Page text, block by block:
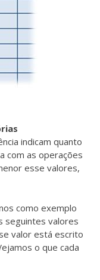
indicam quanto
com as operações
esse valores,
como exemplo
seguintes valores
valor está escrito
o que cada